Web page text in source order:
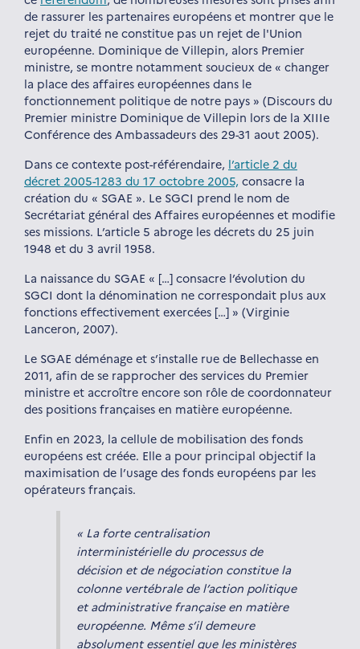
de rassurer les partenaires européens et montrer que le
rejet du traité ne constitue pas un rejet de l'Union
européenne. Dominique de Villepin, alors Premier
ministre, se montre notamment soucieux de « changer
la place des affaires européennes dans le
fonctionnement politique de notre pays » (Discours du
Premier ministre Dominique de Villepin lors de la XIIIe
Conférence des Ambassadeurs des 29-31 aout 2005).
Dans ce contexte post-référendaire, l’article 2 du
décret 2005-1283 du 17 octobre 2005, consacre la
création du « SGAE ». Le SGCI prend le nom de
Secrétariat général des Affaires européennes et modifie
ses missions. L’article 5 abroge les décrets du 25 juin
1948 et du 3 avril 1958.
La naissance du SGAE « […] consacre l’évolution du
SGCI dont la dénomination ne correspondait plus aux
fonctions effectivement exercées […] » (Virginie
Lanceron, 2007).
Le SGAE déménage et s’installe rue de Bellechasse en
2011, afin de se rapprocher des services du Premier
ministre et accroître encore son rôle de coordonnateur
des positions françaises en matière européenne.
Enfin en 2023, la cellule de mobilisation des fonds
européens est créée. Elle a pour principal objectif la
maximisation de l’usage des fonds européens par les
opérateurs français.
« La forte centralisation
interministérielle du processus de
décision et de négociation constitue la
colonne vertébrale de l’action politique
et administrative française en matière
européenne. Même s’il demeure
absolument essentiel que les ministères